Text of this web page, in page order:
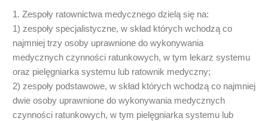
1. Zespoły ratownictwa medycznego dzielą się na:
1) zespoły specjalistyczne, w skład których wchodzą co
najmniej trzy osoby uprawnione do wykonywania
medycznych czynności ratunkowych, w tym lekarz systemu
oraz pielęgniarka systemu lub ratownik medyczny;
2) zespoły podstawowe, w skład których wchodzą co najmniej
dwie osoby uprawnione do wykonywania medycznych
czynności ratunkowych, w tym pielęgniarka systemu lub